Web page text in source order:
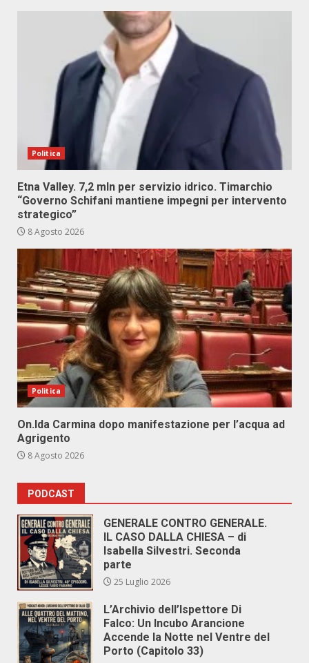
Politica
Etna Valley. 7,2 mln per servizio idrico. Timarchio
“Governo Schifani mantiene impegni per intervento
strategico”
8 Agosto 2026
Politica
On.Ida Carmina dopo manifestazione per l’acqua ad
Agrigento
8 Agosto 2026
PODCAST
GENERALE CONTRO GENERALE.
IL CASO DALLA CHIESA – di
Isabella Silvestri. Seconda
parte
25 Luglio 2026
L’Archivio dell’Ispettore Di
Falco: Un Incubo Arancione
Accende la Notte nel Ventre del
Porto (Capitolo 33)